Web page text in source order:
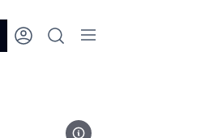
Fotó: MTVA/Róka László